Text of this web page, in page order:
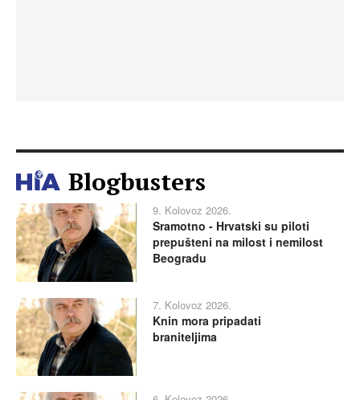
Blogbusters
9. Kolovoz 2026.
Sramotno - Hrvatski su piloti
prepušteni na milost i nemilost
Beogradu
7. Kolovoz 2026.
Knin mora pripadati
braniteljima